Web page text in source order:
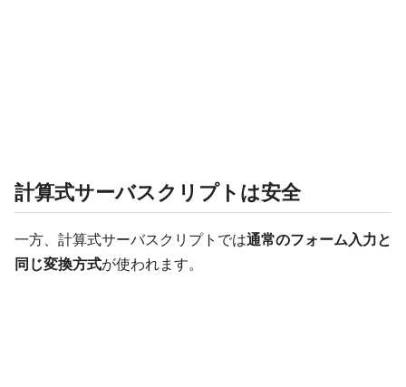
計算式サーバスクリプトは安全
一方、計算式サーバスクリプトでは通常のフォーム入力と
同じ変換方式が使われます。